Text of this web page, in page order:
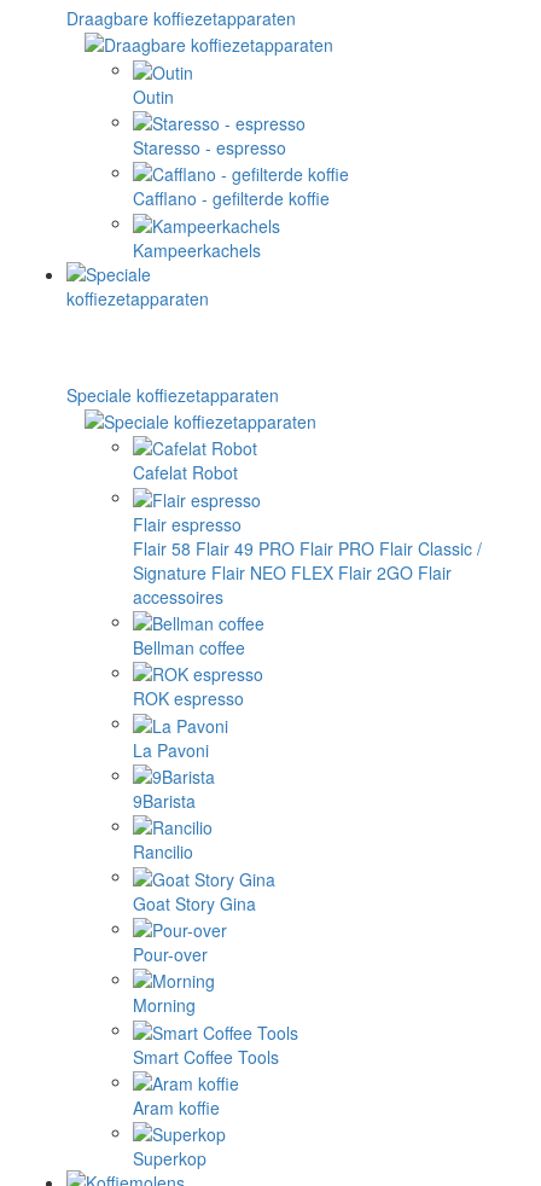
Draagbare koffiezetapparaten
Outin
Staresso - espresso
Cafflano - gefilterde koffie
Kampeerkachels
Speciale koffiezetapparaten
Cafelat Robot
Flair espresso
Flair 58 Flair 49 PRO Flair PRO Flair Classic /
Signature Flair NEO FLEX Flair 2GO Flair
accessoires
Bellman coffee
ROK espresso
La Pavoni
9Barista
Rancilio
Goat Story Gina
Pour-over
Morning
Smart Coffee Tools
Aram koffie
Superkop